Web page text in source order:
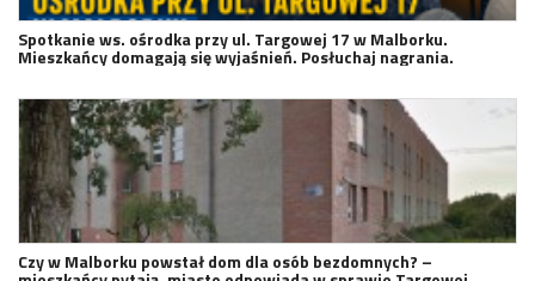
Spotkanie ws. ośrodka przy ul. Targowej 17 w Malborku.
Mieszkańcy domagają się wyjaśnień. Posłuchaj nagrania.
Czy w Malborku powstał dom dla osób bezdomnych? –